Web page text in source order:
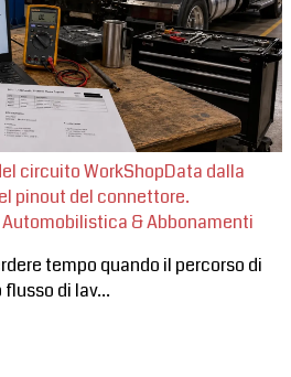
circuito WorkShopData dalla
pinout del connettore.
& Abbonamenti
tempo quando il percorso di
di lav...